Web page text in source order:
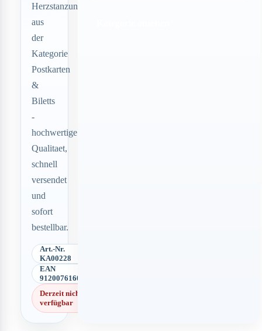
Herzstanzung
aus
der
Kategorie
Postkarten
&
Biletts
-
hochwertige
Qualitaet,
schnell
versendet
und
sofort
bestellbar.
Art.-Nr.
KA00228
EAN
9120076160758
Derzeit nicht
verfügbar